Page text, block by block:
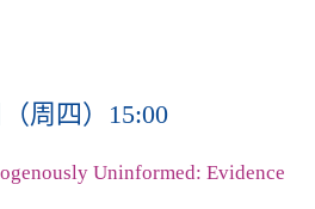
周四）15:00
Uninformed: Evidence